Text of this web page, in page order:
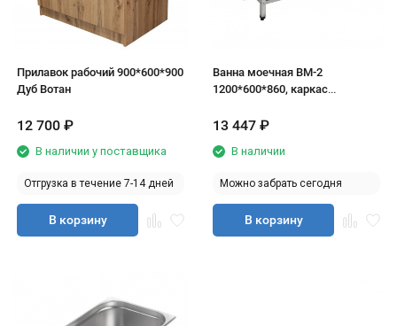
Прилавок рабочий 900*600*900
Дуб Вотан
12 700 ₽
В наличии у поставщика
Отгрузка в течение 7-14 дней
В корзину
Ванна моечная ВМ-2
1200*600*860, каркас
13 447 ₽
В наличии
Можно забрать сегодня
В корзину